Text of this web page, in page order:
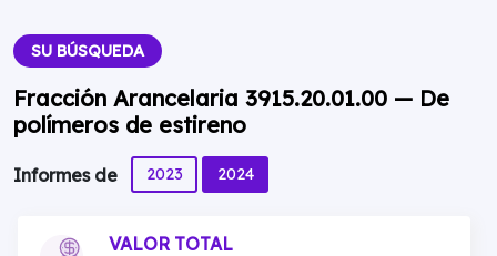
SU BÚSQUEDA
Fracción Arancelaria 3915.20.01.00 — De
polímeros de estireno
Informes de 2023 2024
VALOR TOTAL